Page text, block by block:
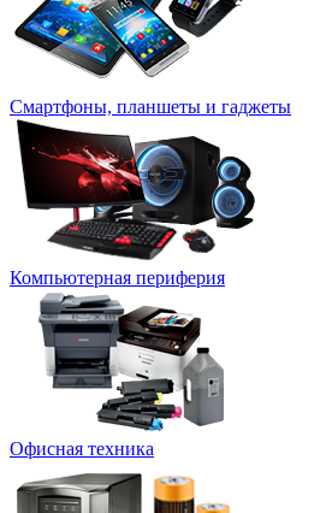
Смартфоны, планшеты и гаджеты
Компьютерная периферия
Офисная техника